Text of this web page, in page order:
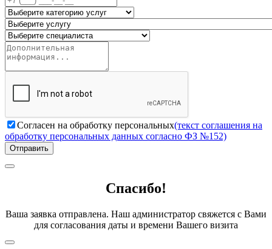
Согласен на обработку персональных(текст соглашения на
обработку персональных данных согласно ФЗ №152)
Отправить
Спасибо!
Ваша заявка отправлена. Наш администратор свяжется с Вами
для согласования даты и времени Вашего визита